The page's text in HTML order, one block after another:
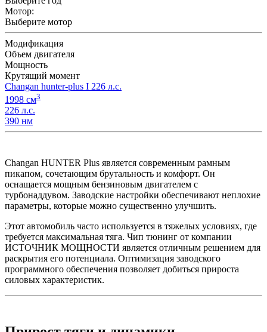
Мотор:
Выберите мотор
Модификация
Объем двигателя
Мощность
Крутящий момент
Changan hunter-plus I 226 л.с.
1998 см3
226 л.с.
390 нм
Changan HUNTER Plus является современным рамным
пикапом, сочетающим брутальность и комфорт. Он
оснащается мощным бензиновым двигателем с
турбонаддувом. Заводские настройки обеспечивают неплохие
параметры, которые можно существенно улучшить.
Этот автомобиль часто используется в тяжелых условиях, где
требуется максимальная тяга. Чип тюнинг от компании
ИСТОЧНИК МОЩНОСТИ является отличным решением для
раскрытия его потенциала. Оптимизация заводского
программного обеспечения позволяет добиться прироста
силовых характеристик.